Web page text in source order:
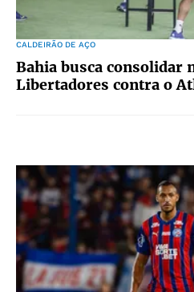
CALDEIRÃO DE AÇO
Bahia busca consolidar
Libertadores contra o